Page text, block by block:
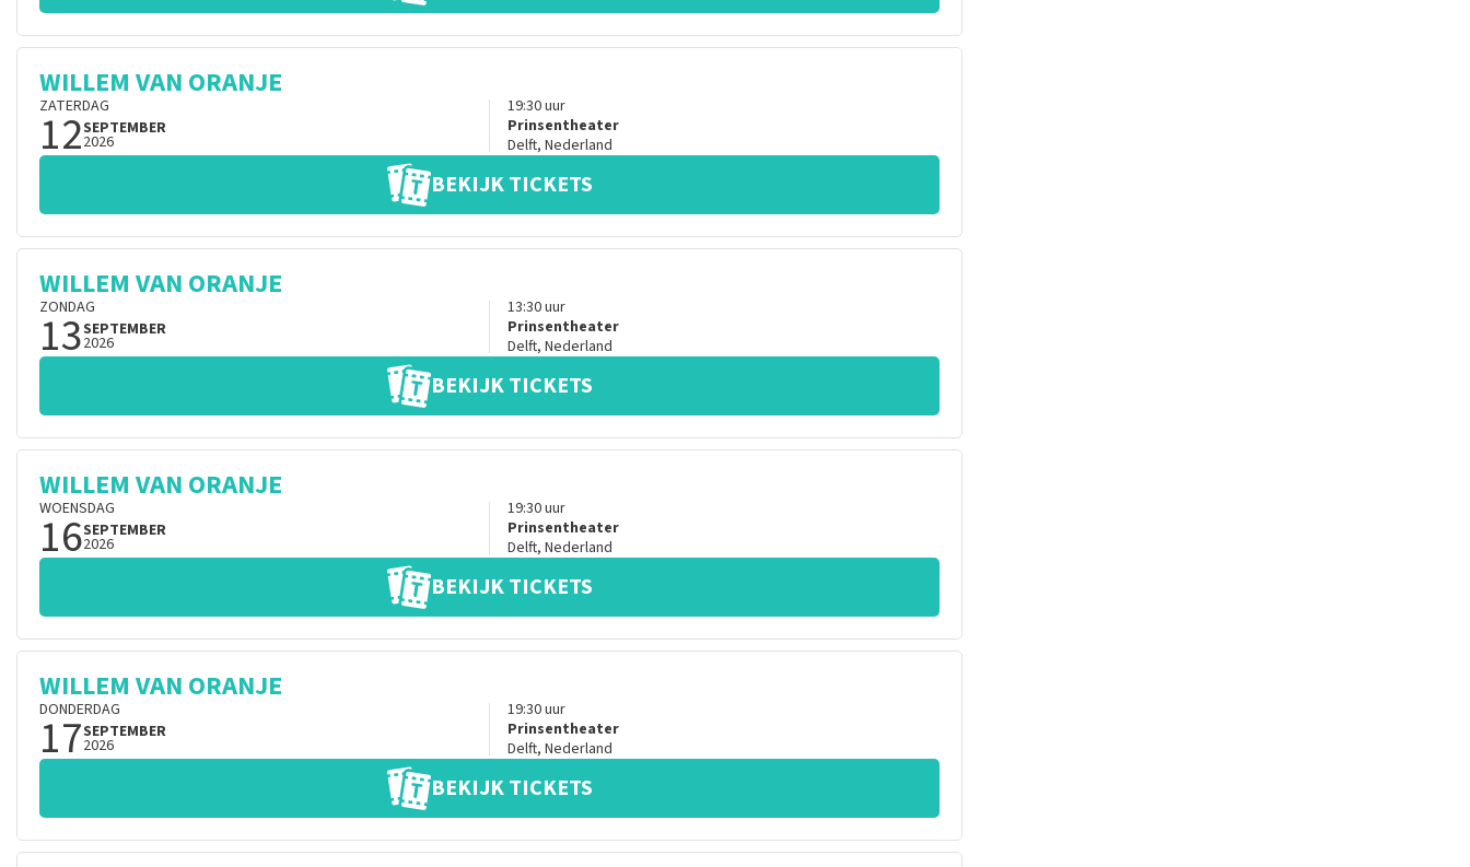
WILLEM VAN ORANJE
ZATERDAG
12SEPTEMBER
2026
19:30uur
Prinsentheater
Delft, Nederland
BEKIJK TICKETS
WILLEM VAN ORANJE
ZONDAG
13SEPTEMBER
2026
13:30uur
Prinsentheater
Delft, Nederland
BEKIJK TICKETS
WILLEM VAN ORANJE
WOENSDAG
16SEPTEMBER
2026
19:30uur
Prinsentheater
Delft, Nederland
BEKIJK TICKETS
WILLEM VAN ORANJE
DONDERDAG
17SEPTEMBER
2026
19:30uur
Prinsentheater
Delft, Nederland
BEKIJK TICKETS